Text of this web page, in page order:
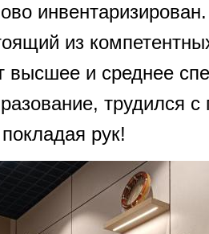
из
высшее и среднее
трудился
рук!